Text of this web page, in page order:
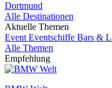
Dortmund
Alle Destinationen
Aktuelle Themen
Event Eventschiffe Bars &
Alle Themen
Empfehlung